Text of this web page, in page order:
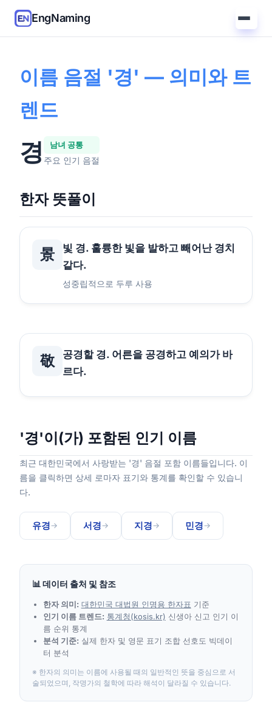
EngNaming
홈/가이드/'경' 의미
이름 음절 '경' — 의미와 트
렌드
경 남녀 공통
주요 인기 음절
한자 뜻풀이
景
빛 경. 훌륭한 빛을 발하고 빼어난 경치
같다.
성중립적으로 두루 사용
敬
공경할 경. 어른을 공경하고 예의가 바
르다.
'경'이(가) 포함된 인기 이름
최근 대한민국에서 사랑받는 '경' 음절 포함 이름들입니다. 이
름을 클릭하면 상세 로마자 표기와 통계를 확인할 수 있습니
다.
유경→ 서경→ 지경→ 민경→
📊 데이터 출처 및 참조
한자 의미: 대한민국 대법원 인명용 한자표 기준
인기 이름 트렌드: 통계청(kosis.kr) 신생아 신고 인기 이
름 순위 통계
분석 기준: 실제 한자 및 영문 표기 조합 선호도 빅데이
터 분석
※ 한자의 의미는 이름에 사용될 때의 일반적인 뜻을 중심으로 서
술되었으며, 작명가의 철학에 따라 해석이 달라질 수 있습니다.